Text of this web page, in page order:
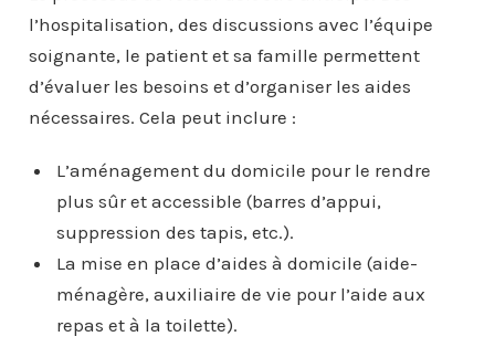
l’hospitalisation, des discussions avec l’équipe
soignante, le patient et sa famille permettent
d’évaluer les besoins et d’organiser les aides
nécessaires. Cela peut inclure :
L’aménagement du domicile pour le rendre
plus sûr et accessible (barres d’appui,
suppression des tapis, etc.).
La mise en place d’aides à domicile (aide-
ménagère, auxiliaire de vie pour l’aide aux
repas et à la toilette).